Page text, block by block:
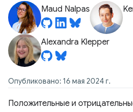
Maud Nalpas
Alexandra Klepper
Опубликовано: 16 мая 2024 г.
Положительные и